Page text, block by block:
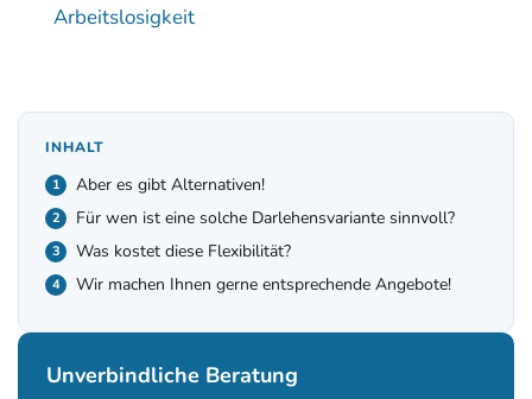
Arbeitslosigkeit
INHALT
Aber es gibt Alternativen!
Für wen ist eine solche Darlehensvariante sinnvoll?
Was kostet diese Flexibilität?
Wir machen Ihnen gerne entsprechende Angebote!
Unverbindliche Beratung